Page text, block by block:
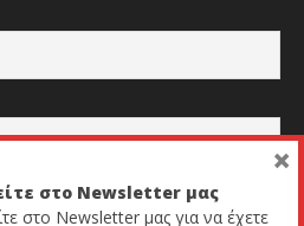
στο Newsletter μας
στο Newsletter μας για να έχετε
×